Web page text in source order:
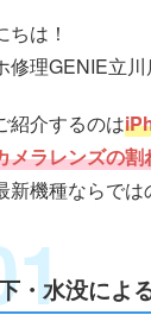
ちは！
修理GENIE立川
紹介するのは
メラレンズの割
新機種ならでは
・水没によ